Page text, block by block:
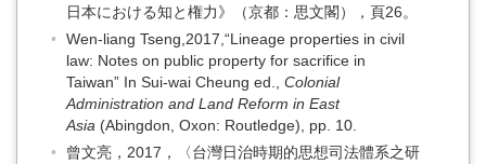
日本における知と権力》（京都：思文閣），頁26。
Wen-liang Tseng,2017,“Lineage properties in civil
law: Notes on public property for sacrifice in
Taiwan” In Sui-wai Cheung ed., Colonial
Administration and Land Reform in East
Asia (Abingdon, Oxon: Routledge), pp. 10.
曾文亮，2017，〈台灣日治時期的思想司法體系之研